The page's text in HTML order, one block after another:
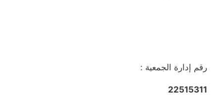
رقم إدارة الجمعية :
22515311